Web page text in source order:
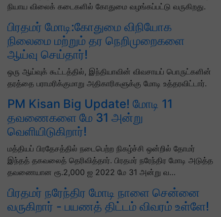
நியாய விலைக் கடைகளில் கோதுமை வழங்கப்பட்டு வருகிறது.
பிரதமர் மோடி:கோதுமை விநியோக
நிலைமை மற்றும் தர நெறிமுறைகளை
ஆய்வு செய்தார்!
ஒரு ஆய்வுக் கூட்டத்தில், இந்தியாவின் விவசாயப் பொருட்களின்
தரத்தை பராமரிக்குமாறு அதிகாரிகளுக்கு மோடி உத்தரவிட்டார்.
PM Kisan Big Update! மோடி 11
தவணைகளை மே 31 அன்று
வெளியிடுகிறார்!
மத்தியப் பிரதேசத்தில் நடைபெற்ற நிகழ்ச்சி ஒன்றில் தோமர்
இந்தத் தகவலைத் தெரிவித்தார். பிரதமர் நரேந்திர மோடி அடுத்த
தவணையான ரூ.2,000 ஐ 2022 மே 31 அன்று வ…
பிரதமர் நரேந்திர மோடி நாளை சென்னை
வருகிறார் - பயணத் திட்டம் விவரம் உள்ளே!